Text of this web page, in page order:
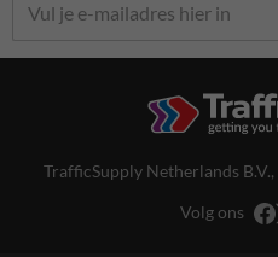
TrafficSupply Netherlands B.V.,
Volg ons